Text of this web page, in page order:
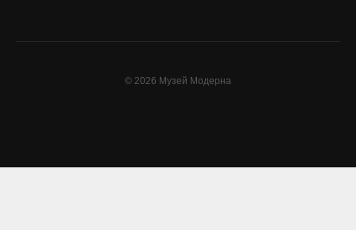
© 2026 Музей Модерна